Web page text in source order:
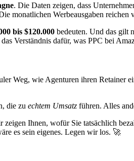
. Die Daten zeigen, dass
monatlichen Werbeausgaben reichen
bis $120.000 bedeuten. Und das gilt
Verständnis dafür, was PPC bei
Weg, wie Agenturen ihren Retainer
die zu echtem Umsatz führen. Alles
Ihnen, wofür Sie tatsächlich
es sein eigenes. Legen wir los. 🚀